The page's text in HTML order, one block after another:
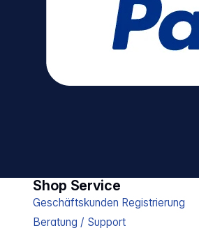
Shop Service
Geschäftskunden Registrierung
Beratung / Support